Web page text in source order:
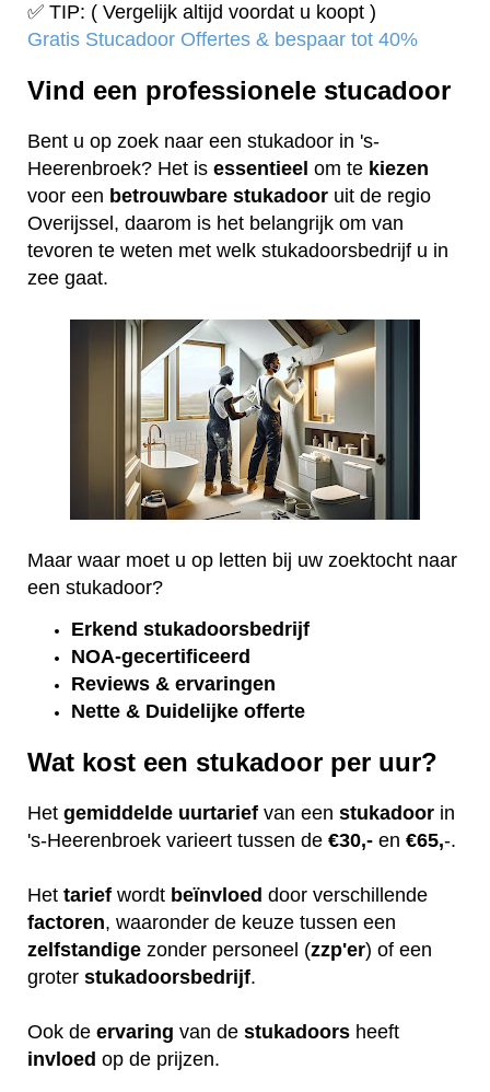
✅ TIP: ( Vergelijk altijd voordat u koopt )
Gratis Stucadoor Offertes & bespaar tot 40%
Vind een professionele stucadoor
Bent u op zoek naar een stukadoor in 's-
Heerenbroek? Het is essentieel om te kiezen
voor een betrouwbare stukadoor uit de regio
Overijssel, daarom is het belangrijk om van
tevoren te weten met welk stukadoorsbedrijf u in
zee gaat.
Maar waar moet u op letten bij uw zoektocht naar
een stukadoor?
Erkend stukadoorsbedrijf
NOA-gecertificeerd
Reviews & ervaringen
Nette & Duidelijke offerte
Wat kost een stukadoor per uur?
Het gemiddelde uurtarief van een stukadoor in
's-Heerenbroek varieert tussen de €30,- en €65,-.
Het tarief wordt beïnvloed door verschillende
factoren, waaronder de keuze tussen een
zelfstandige zonder personeel (zzp'er) of een
groter stukadoorsbedrijf.
Ook de ervaring van de stukadoors heeft
invloed op de prijzen.